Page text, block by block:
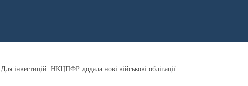
Для інвестицій: НКЦПФР додала нові військові облігації